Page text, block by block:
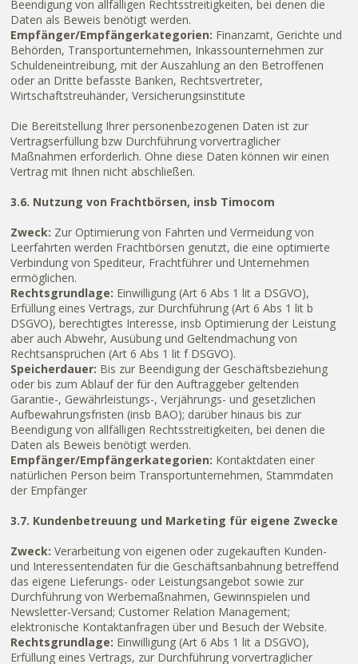
Beendigung von allfälligen Rechtsstreitigkeiten, bei denen die
Daten als Beweis benötigt werden.
Empfänger/Empfängerkategorien: Finanzamt, Gerichte und
Behörden, Transportunternehmen, Inkassounternehmen zur
Schuldeneintreibung, mit der Auszahlung an den Betroffenen
oder an Dritte befasste Banken, Rechtsvertreter,
Wirtschaftstreuhänder, Versicherungsinstitute
Die Bereitstellung Ihrer personenbezogenen Daten ist zur
Vertragserfüllung bzw Durchführung vorvertraglicher
Maßnahmen erforderlich. Ohne diese Daten können wir einen
Vertrag mit Ihnen nicht abschließen.
3.6. Nutzung von Frachtbörsen, insb Timocom
Zweck: Zur Optimierung von Fahrten und Vermeidung von
Leerfahrten werden Frachtbörsen genutzt, die eine optimierte
Verbindung von Spediteur, Frachtführer und Unternehmen
ermöglichen.
Rechtsgrundlage: Einwilligung (Art 6 Abs 1 lit a DSGVO),
Erfüllung eines Vertrags, zur Durchführung (Art 6 Abs 1 lit b
DSGVO), berechtigtes Interesse, insb Optimierung der Leistung
aber auch Abwehr, Ausübung und Geltendmachung von
Rechtsansprüchen (Art 6 Abs 1 lit f DSGVO).
Speicherdauer: Bis zur Beendigung der Geschäftsbeziehung
oder bis zum Ablauf der für den Auftraggeber geltenden
Garantie-, Gewährleistungs-, Verjährungs- und gesetzlichen
Aufbewahrungsfristen (insb BAO); darüber hinaus bis zur
Beendigung von allfälligen Rechtsstreitigkeiten, bei denen die
Daten als Beweis benötigt werden.
Empfänger/Empfängerkategorien: Kontaktdaten einer
natürlichen Person beim Transportunternehmen, Stammdaten
der Empfänger
3.7. Kundenbetreuung und Marketing für eigene Zwecke
Zweck: Verarbeitung von eigenen oder zugekauften Kunden-
und Interessentendaten für die Geschäftsanbahnung betreffend
das eigene Lieferungs- oder Leistungsangebot sowie zur
Durchführung von Werbemaßnahmen, Gewinnspielen und
Newsletter-Versand; Customer Relation Management;
elektronische Kontaktanfragen über und Besuch der Website.
Rechtsgrundlage: Einwilligung (Art 6 Abs 1 lit a DSGVO),
Erfüllung eines Vertrags, zur Durchführung vorvertraglicher